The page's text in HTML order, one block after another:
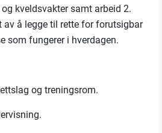
kveldsvakter samt arbeid 2.
av å legge til rette for forutsigbar
som fungerer i hverdagen.
og treningsrom.